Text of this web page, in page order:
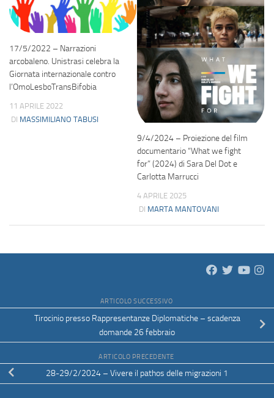
17/5/2022 – Narrazioni
arcobaleno. Unistrasi celebra la
Giornata internazionale contro
l’OmoLesboTransBifobia
11 APRILE 2022
DI MASSIMILIANO TABUSI
9/4/2024 – Proiezione del film
documentario “What we fight
for” (2024) di Sara Del Dot e
Carlotta Marrucci
4 APRILE 2025
DI MARTA MANTOVANI
ARTICOLO SUCCESSIVO
Tirocinio presso Rappresentanze Diplomatiche – scadenza
domande 26 febbraio
ARTICOLO PRECEDENTE
28-29/2/2024 – Vivere il pathos delle migrazioni 1